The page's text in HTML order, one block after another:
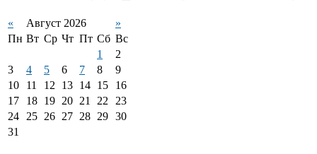
« Август 2026
»
Пн Вт Ср Чт Пт Сб Вс
1
2
3
4 5 6 7 8
9
10
11 12 13 14 15
16
17
18 19 20 21 22
23
24
25 26 27 28 29 30
31